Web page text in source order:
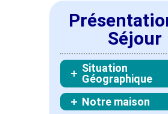
Séjour
Situation
Géographique
Notre maison